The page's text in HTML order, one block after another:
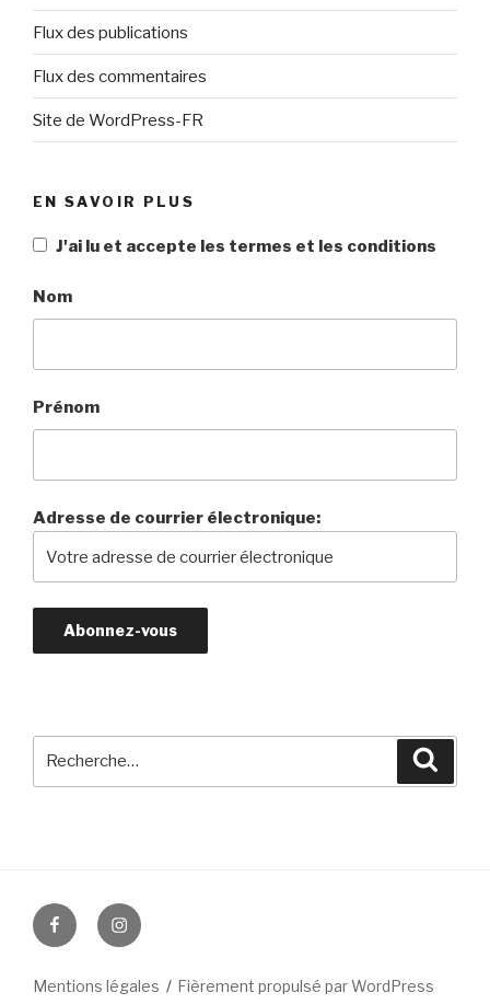
Flux des publications
Flux des commentaires
Site de WordPress-FR
EN SAVOIR PLUS
J'ai lu et accepte les termes et les conditions
Nom
Prénom
Adresse de courrier électronique:
Facebookinstagram
Mentions légales Fièrement propulsé par WordPress